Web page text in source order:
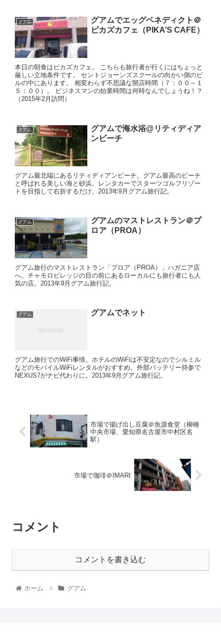
グアム
グアムでエッグベネディクト＠
ピカズカフェ（PIKA’S CAFE）
本日の朝食はピカズカフェ。 こちらも旅行者が行くにはちょっと
厳しい立地条件です。 セントジョーンズスクールの向かい側のビ
ルの中にあります。 相変わらず不思議な開店時間（７：００～１
５：００）。 ビジネスマンの始業時間は何時なんでしょうね！？
（2015年2月訪問）
グアム
グアムで海水浴@リティディア
ンビーチ
グアム最北端にあるリティディアンビーチ。グアム最高のビーチ
と呼ばれる美しい海と砂浜。レンタカーでスターツゴルフリゾー
トを目指して右折するだけ。2013年9月グアム旅行記。
グアム
グアムのマストレストラン＠プ
ロア（PROA）
グアム旅行のマストレストラン「プロア（PROA）」ハガニア店
へ。チャモロビレッジの目の前にあるローカルにも旅行者にも人
気の店。2013年9月グアム旅行記。
グアム グアムでネット
グアム旅行でのWiFi事情。ホテルのWiFiは不安定なのでシルミル
などのモバイルWiFiレンタルがおすすめ。外部バッテリー持参で
NEXUS7がナビ代わりに。2013年9月グアム旅行記。
市場で揚げ出し豆腐＠魚源食堂（柳橋
中央市場、愛知県名古屋市中村区名
駅）
市場で珈琲＠IMARI
コメント
コメントを書き込む
ホーム グアム